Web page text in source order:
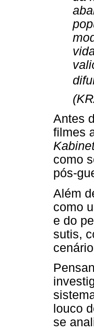
Antes
filmes
como
pós-
Além
como
e do
sutis,
louco
se